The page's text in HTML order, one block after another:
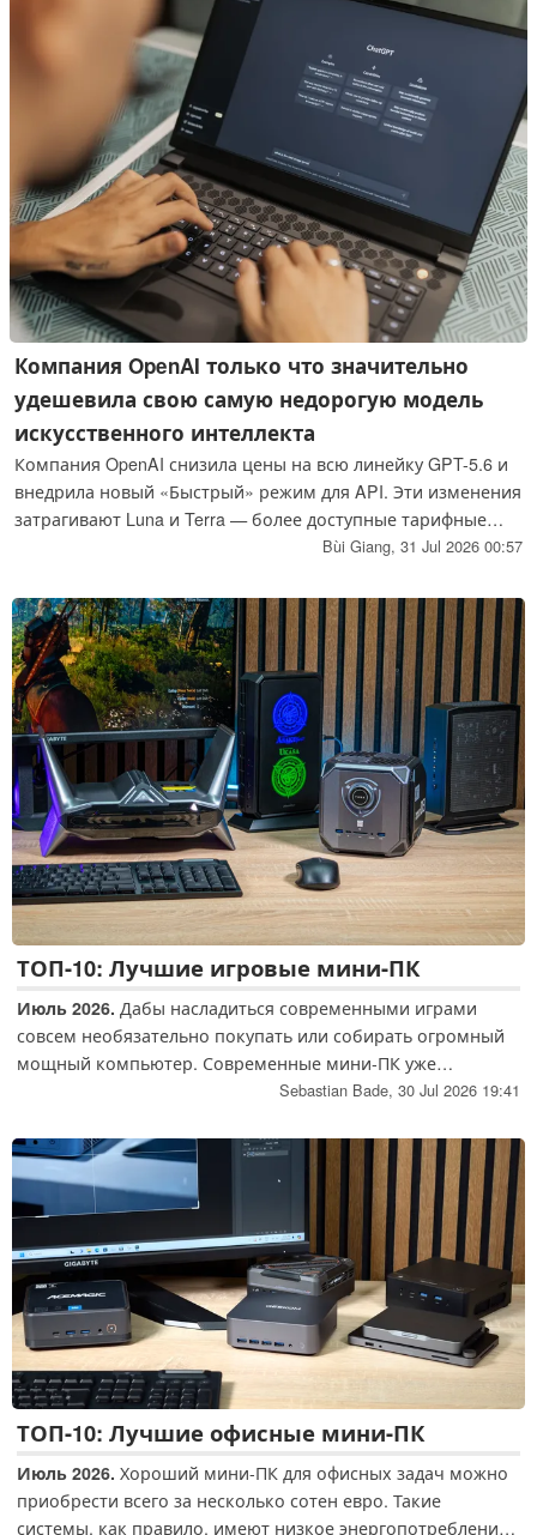
Компания OpenAI только что значительно
удешевила свою самую недорогую модель
искусственного интеллекта
Компания OpenAI снизила цены на всю линейку GPT-5.6 и
внедрила новый «Быстрый» режим для API. Эти изменения
затрагивают Luna и Terra — более доступные тарифные
планы OpenAI — и сопровождаются сравнительными
производительности Luna по сравнению с моделями
Google, Anthropic и других конкурентов.
Bùi Giang, 31 Jul 2026 00:57
ТОП-10: Лучшие игровые мини-ПК
Июль 2026. Дабы насладиться современными играми
совсем необязательно покупать или собирать огромный
мощный компьютер. Современные мини-ПК уже
оснащаются наиболее мощными мобильными
даже игровые ноутбуки, несмотря на компактные
размеры
Sebastian Bade, 30 Jul 2026 19:41
ТОП-10: Лучшие офисные мини-ПК
Июль 2026. Хороший мини-ПК для офисных задач можно
приобрести всего за несколько сотен евро. Такие
системы, как правило, имеют низкое энергопотребление